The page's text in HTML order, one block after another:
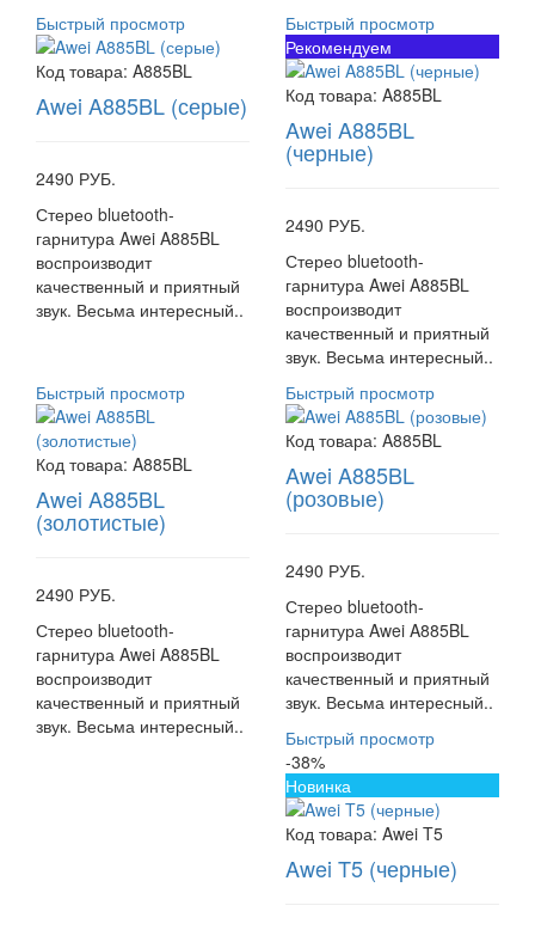
Быстрый просмотр
Код товара: A885BL
Awei A885BL (серые)
2490 РУБ.
Стерео bluetooth-
гарнитура Awei A885BL
воспроизводит
качественный и приятный
звук. Весьма интересный..
Быстрый просмотр
Рекомендуем
Код товара: A885BL
Awei A885BL
(черные)
2490 РУБ.
Стерео bluetooth-
гарнитура Awei A885BL
воспроизводит
качественный и приятный
звук. Весьма интересный..
Быстрый просмотр
Код товара: A885BL
Awei A885BL
(золотистые)
2490 РУБ.
Стерео bluetooth-
гарнитура Awei A885BL
воспроизводит
качественный и приятный
звук. Весьма интересный..
Быстрый просмотр
Код товара: A885BL
Awei A885BL
(розовые)
2490 РУБ.
Стерео bluetooth-
гарнитура Awei A885BL
воспроизводит
качественный и приятный
звук. Весьма интересный..
Быстрый просмотр
-38%
Новинка
Код товара: Awei T5
Awei T5 (черные)